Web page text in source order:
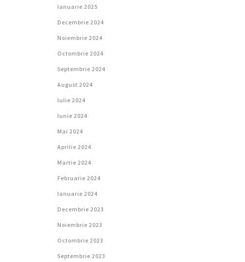
Ianuarie 2025
Decembrie 2024
Noiembrie 2024
Octombrie 2024
Septembrie 2024
August 2024
Iulie 2024
Iunie 2024
Mai 2024
Aprilie 2024
Martie 2024
Februarie 2024
Ianuarie 2024
Decembrie 2023
Noiembrie 2023
Octombrie 2023
Septembrie 2023